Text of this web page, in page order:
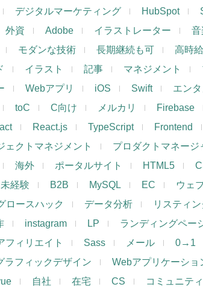
デジタルマーケティング HubSpot
外資 Adobe イラストレーター 音
モダンな技術 長期継続も可 高時給
イラスト 記事 マネジメント
Webアプリ iOS Swift エンタ
toC C向け メルカリ Firebase
React.js TypeScript Frontend
ェクトマネジメント プロダクトマネージ
海外 ポータルサイト HTML5
未経験 B2B MySQL EC ウェ
ロースハック データ分析 リスティ
instagram LP ランディングペー
フィリエイト Sass メール 0→1
ラフィックデザイン Webアプリケーショ
自社 在宅 CS コミュニティ